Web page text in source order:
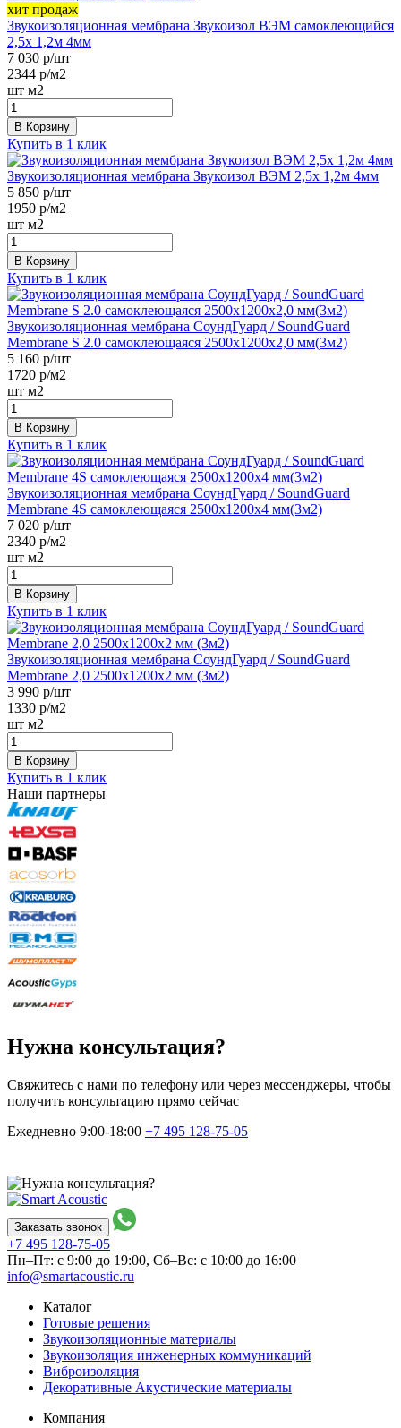
хит продаж
Звукоизоляционная мембрана Звукоизол ВЭМ самоклеющийся
2,5х 1,2м 4мм
7 030 р/шт
2344 р/м2
шт м2
В Корзину
Купить в 1 клик
Звукоизоляционная мембрана Звукоизол ВЭМ 2,5х 1,2м 4мм
5 850 р/шт
1950 р/м2
шт м2
В Корзину
Купить в 1 клик
Звукоизоляционная мембрана СоундГуард / SoundGuard
Membrane S 2.0 самоклеющаяся 2500х1200х2,0 мм(3м2)
5 160 р/шт
1720 р/м2
шт м2
В Корзину
Купить в 1 клик
Звукоизоляционная мембрана СоундГуард / SoundGuard
Membrane 4S самоклеющаяся 2500х1200х4 мм(3м2)
7 020 р/шт
2340 р/м2
шт м2
В Корзину
Купить в 1 клик
Звукоизоляционная мембрана СоундГуард / SoundGuard
Membrane 2,0 2500х1200х2 мм (3м2)
3 990 р/шт
1330 р/м2
шт м2
В Корзину
Купить в 1 клик
Наши партнеры
Нужна консультация?
Свяжитесь с нами по телефону или через мессенджеры, чтобы
получить консультацию прямо сейчас
Ежедневно 9:00-18:00 +7 495 128-75-05
Заказать звонок
+7 495 128-75-05
Пн–Пт: с 9:00 до 19:00, Сб–Вс: с 10:00 до 16:00
info@smartacoustic.ru
Каталог
Готовые решения
Звукоизоляционные материалы
Звукоизоляция инженерных коммуникаций
Виброизоляция
Декоративные Акустические материалы
Компания